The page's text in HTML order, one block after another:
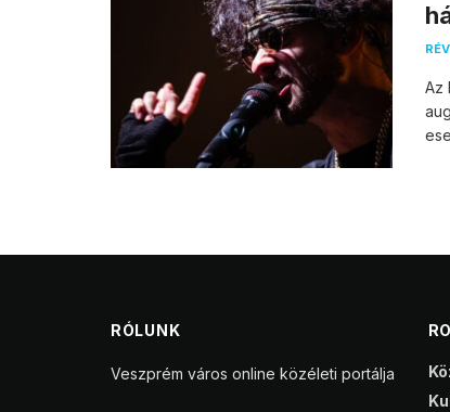
Az
RÓLUNK
Veszprém város online közéleti portálja